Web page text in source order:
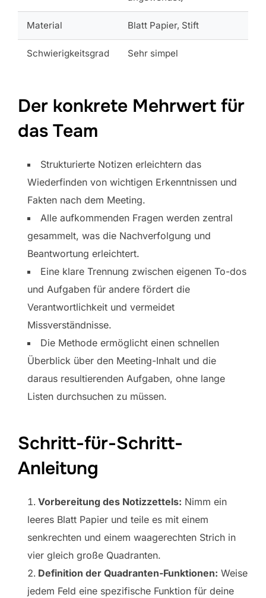
Material Blatt Papier, Stift
Schwierigkeitsgrad Sehr simpel
Der konkrete Mehrwert für
das Team
Strukturierte Notizen erleichtern das
Wiederfinden von wichtigen Erkenntnissen und
Fakten nach dem Meeting.
Alle aufkommenden Fragen werden zentral
gesammelt, was die Nachverfolgung und
Beantwortung erleichtert.
Eine klare Trennung zwischen eigenen To-dos
und Aufgaben für andere fördert die
Verantwortlichkeit und vermeidet
Missverständnisse.
Die Methode ermöglicht einen schnellen
Überblick über den Meeting-Inhalt und die
daraus resultierenden Aufgaben, ohne lange
Listen durchsuchen zu müssen.
Schritt-für-Schritt-
Anleitung
Vorbereitung des Notizzettels: Nimm ein
leeres Blatt Papier und teile es mit einem
senkrechten und einem waagerechten Strich in
vier gleich große Quadranten.
Definition der Quadranten-Funktionen: Weise
jedem Feld eine spezifische Funktion für deine